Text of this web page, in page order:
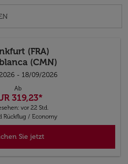
(FRA)
(CMN)
- 18/09/2026
Ab
319,23*
vor 22 Std.
Rückflug / Economy
Sie jetzt